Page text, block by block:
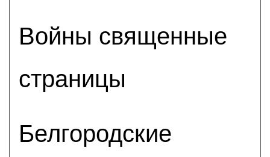
Войны священные
страницы
Белгородские